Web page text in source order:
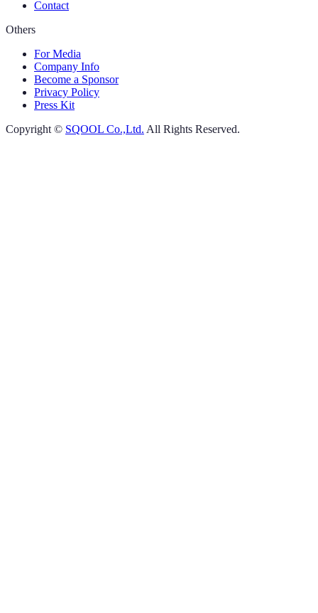
Contact
Others
For Media
Company Info
Become a Sponsor
Privacy Policy
Press Kit
Copyright © SQOOL Co.,Ltd. All Rights Reserved.